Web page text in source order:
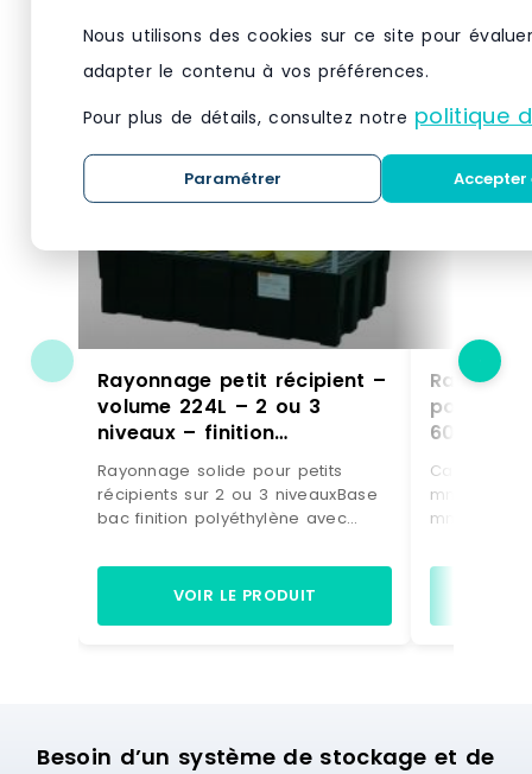
Rayonnage petit récipient –
volume 224L – 2 ou 3
niveaux – finition
polyéthylène avec
caillebotis galvanisé
Rayonnage solide pour petits
récipients sur 2 ou 3 niveauxBase
bac finition polyéthylène avec
224LCharge admissible
uniformément répartie : 100 kg par
VOIR LE PRODUIT
pour
60 l
mmLargeur
mmPoids :
60 l
Besoin d’un système de stockage et de
Nous utilisons des cookies sur ce site pour
adapter le contenu à vos préférences.
Pour plus de détails, consultez notre politique
Paramétrer